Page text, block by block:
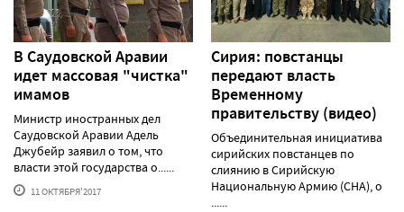
В Саудовской Аравии
идет массовая "чистка"
имамов
Министр иностранных дел
Саудовской Аравии Адель
Джубейр заявил о том, что
власти этой государства о......
11 ОКТЯБРЯ'2017
Сирия: повстанцы
передают власть
Временному
правительству (видео)
Объединительная инициатива
сирийских повстанцев по
слиянию в Сирийскую
Национальную Армию (СНА), о
......